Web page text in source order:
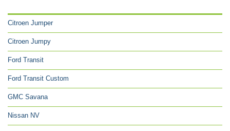
Citroen Jumper
Citroen Jumpy
Ford Transit
Ford Transit Custom
GMC Savana
Nissan NV